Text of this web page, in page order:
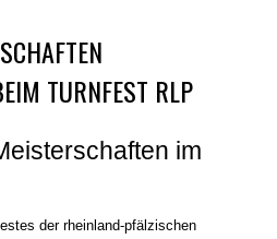
TURNFEST RLP
im
der rheinland-pfälzischen